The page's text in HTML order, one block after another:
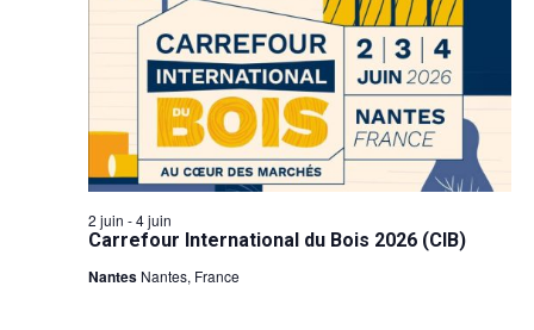
Carrefour International du Bois 2026 (CIB)
2 juin -4 juin
Nantes Nantes, France